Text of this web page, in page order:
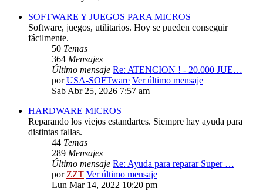
SOFTWARE Y JUEGOS PARA MICROS
Software, juegos, utilitarios. Hoy se pueden conseguir
fácilmente.
50 Temas
364 Mensajes
Último mensaje Re: ATENCION ! - 20.000 JUE…
porUSA-SOFTware Ver último mensaje
Sab Abr 25, 2026 7:57 am
HARDWARE MICROS
Reparando los viejos estandartes. Siempre hay ayuda para
distintas fallas.
44 Temas
289 Mensajes
Último mensaje Re: Ayuda para reparar Super …
porZZT Ver último mensaje
Lun Mar 14, 2022 10:20 pm